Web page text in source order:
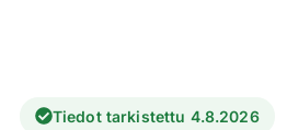
Tiedot tarkistettu 4.8.2026